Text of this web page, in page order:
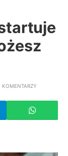
KOMENTARZY